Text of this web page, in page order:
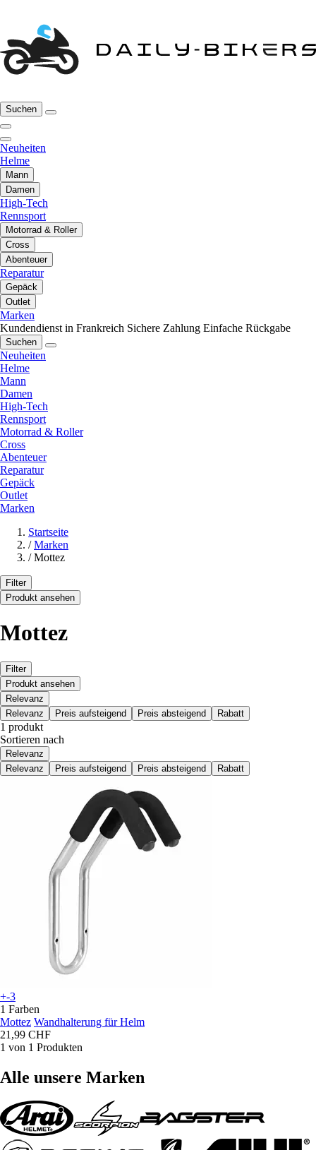
Suchen
Neuheiten
Helme
Mann
Damen
High-Tech
Rennsport
Motorrad & Roller
Cross
Abenteuer
Reparatur
Gepäck
Outlet
Marken
Kundendienst in Frankreich Sichere Zahlung Einfache Rückgabe
Suchen
Neuheiten
Helme
Mann
Damen
High-Tech
Rennsport
Motorrad & Roller
Cross
Abenteuer
Reparatur
Gepäck
Outlet
Marken
Startseite
/ Marken
/ Mottez
Filter
Produkt ansehen
Mottez
Filter
Produkt ansehen
Relevanz
Relevanz
Preis aufsteigend Preis absteigend Rabatt
1 produkt
Sortieren nach
Relevanz
Relevanz
Preis aufsteigend Preis absteigend Rabatt
+-3
1 Farben
Mottez Wandhalterung für Helm
21,99 CHF
1 von 1 Produkten
Alle unsere Marken